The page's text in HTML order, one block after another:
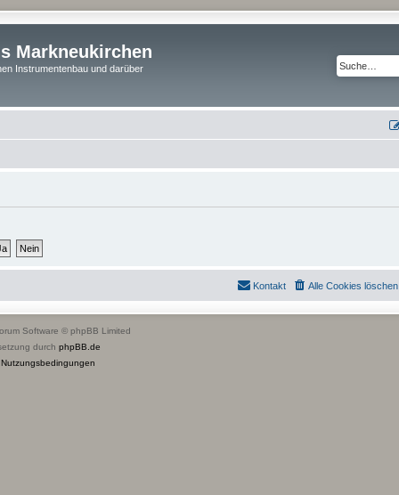
Markneukirchen
Instrumentenbau und darüber
Alle Cookies löschen
Kontakt
Software © phpBB Limited
durch phpBB.de
Nutzungsbedingungen